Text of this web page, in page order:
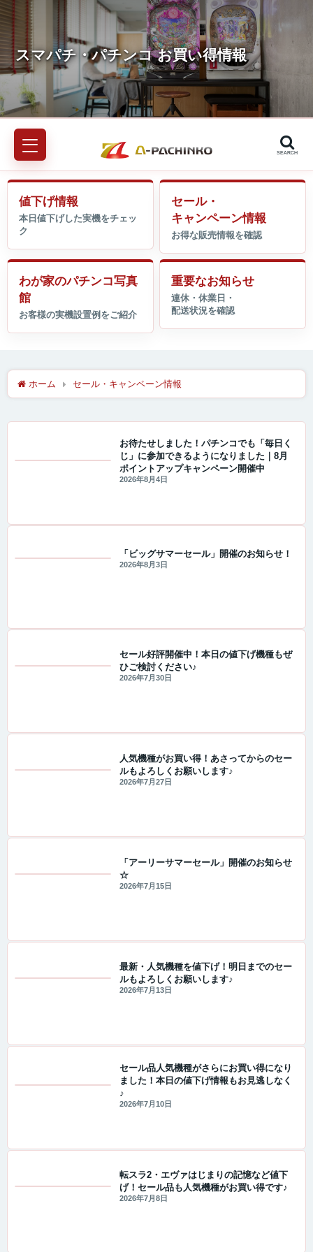
SEARCH
値下げ情報
セール・
キャンペーン情報
わが家のパチンコ写真
館
重要なお知らせ
ホーム セール・キャンペーン情報
お待たせしました！パチンコでも「毎日く
じ」に参加できるようになりました｜8月
ポイントアップキャンペーン開催中
2026年8月4日
「ビッグサマーセール」開催のお知らせ！
2026年8月3日
セール好評開催中！本日の値下げ機種もぜ
ひご検討ください♪
2026年7月30日
人気機種がお買い得！あさってからのセー
ルもよろしくお願いします♪
2026年7月27日
「アーリーサマーセール」開催のお知らせ
☆
2026年7月15日
最新・人気機種を値下げ！明日までのセー
ルもよろしくお願いします♪
2026年7月13日
セール品人気機種がさらにお買い得になり
ました！本日の値下げ情報もお見逃しなく
♪
2026年7月10日
転スラ2・エヴァはじまりの記憶など値下
げ！セール品も人気機種がお買い得です♪
2026年7月8日